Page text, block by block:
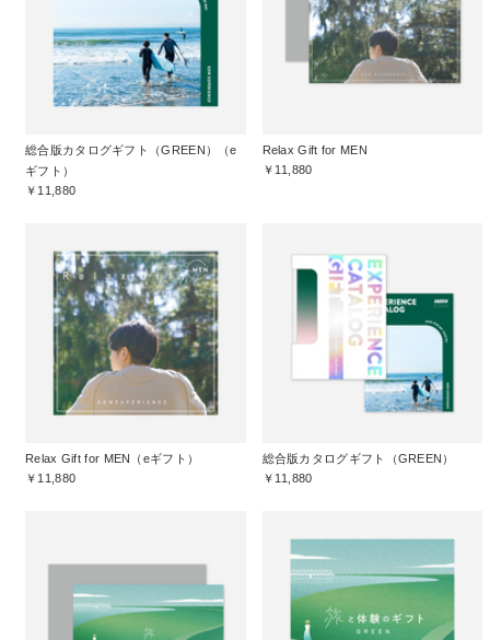
総合版カタログギフト（GREEN）（e
ギフト）
￥11,880
Relax Gift for MEN
￥11,880
Relax Gift for MEN（eギフト）
￥11,880
総合版カタログギフト（GREEN）
￥11,880